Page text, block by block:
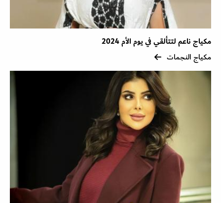
مكياج ناعم لتتألقي في يوم الأم 2024
مكياج النجمات